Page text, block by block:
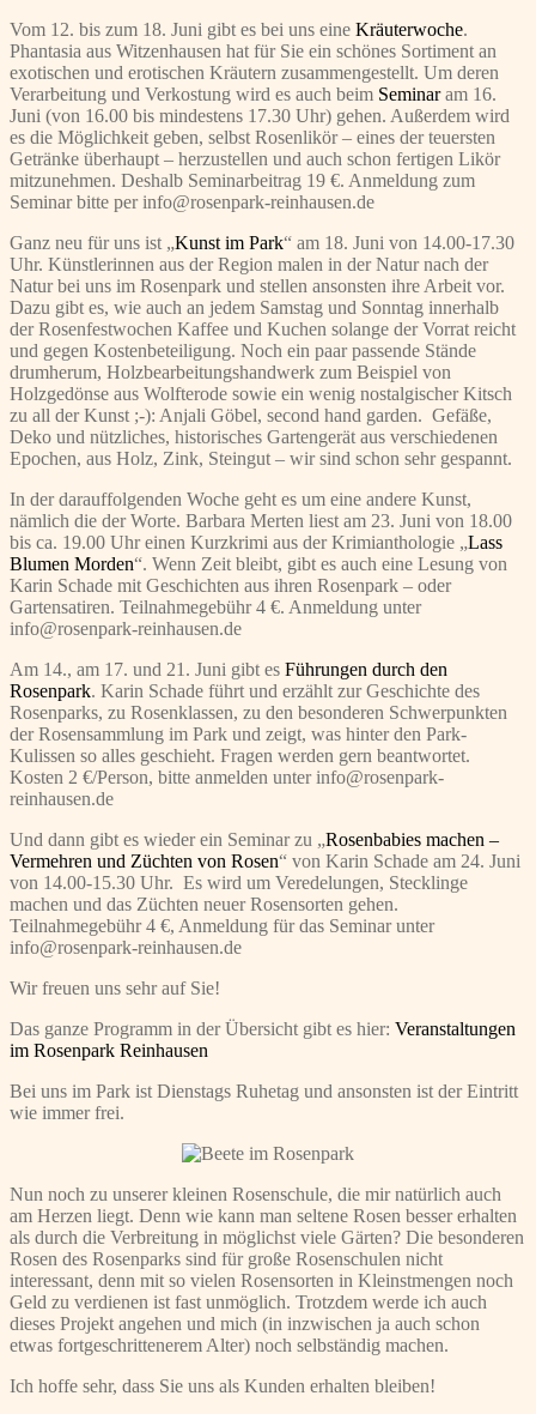
Vom 12. bis zum 18. Juni gibt es bei uns eine Kräuterwoche.
Phantasia aus Witzenhausen hat für Sie ein schönes Sortiment an
exotischen und erotischen Kräutern zusammengestellt. Um deren
Verarbeitung und Verkostung wird es auch beim Seminaram 16.
Juni (von 16.00 bis mindestens 17.30 Uhr) gehen. Außerdem wird
es die Möglichkeit geben, selbst Rosenlikör – eines der teuersten
Getränke überhaupt – herzustellen und auch schon fertigen Likör
mitzunehmen. Deshalb Seminarbeitrag 19 €. Anmeldung zum
Seminar bitte per info@rosenpark-reinhausen.de
Ganz neu für uns ist „Kunst im Park“ am 18. Juni von 14.00-17.30
Uhr. Künstlerinnen aus der Region malen in der Natur nach der
Natur bei uns im Rosenpark und stellen ansonsten ihre Arbeit vor.
Dazu gibt es, wie auch an jedem Samstag und Sonntag innerhalb
der Rosenfestwochen Kaffee und Kuchen solange der Vorrat reicht
und gegen Kostenbeteiligung. Noch ein paar passende Stände
drumherum, Holzbearbeitungshandwerk zum Beispiel von
Holzgedönse aus Wolfterode sowie ein wenig nostalgischer Kitsch
zu all der Kunst ;-): Anjali Göbel, second hand garden. Gefäße,
Deko und nützliches, historisches Gartengerät aus verschiedenen
Epochen, aus Holz, Zink, Steingut – wir sind schon sehr gespannt.
In der darauffolgenden Woche geht es um eine andere Kunst,
nämlich die der Worte. Barbara Merten liest am 23. Juni von 18.00
bis ca. 19.00 Uhr einen Kurzkrimi aus der Krimianthologie „Lass
Blumen Morden“. Wenn Zeit bleibt, gibt es auch eine Lesung von
Karin Schade mit Geschichten aus ihren Rosenpark – oder
Gartensatiren. Teilnahmegebühr 4 €. Anmeldung unter
info@rosenpark-reinhausen.de
Am 14., am 17. und 21. Juni gibt es Führungen durch den
Rosenpark. Karin Schade führt und erzählt zur Geschichte des
Rosenparks, zu Rosenklassen, zu den besonderen Schwerpunkten
der Rosensammlung im Park und zeigt, was hinter den Park-
Kulissen so alles geschieht. Fragen werden gern beantwortet.
Kosten 2 €/Person, bitte anmelden unter info@rosenpark-
reinhausen.de
Und dann gibt es wieder ein Seminar zu „Rosenbabies machen –
Vermehren und Züchten von Rosen“ von Karin Schade am 24. Juni
von 14.00-15.30 Uhr. Es wird um Veredelungen, Stecklinge
machen und das Züchten neuer Rosensorten gehen.
Teilnahmegebühr 4 €, Anmeldung für das Seminar unter
info@rosenpark-reinhausen.de
Wir freuen uns sehr auf Sie!
Das ganze Programm in der Übersicht gibt es hier: Veranstaltungen
im Rosenpark Reinhausen
Bei uns im Park ist Dienstags Ruhetag und ansonsten ist der Eintritt
wie immer frei.
Nun noch zu unserer kleinen Rosenschule, die mir natürlich auch
am Herzen liegt. Denn wie kann man seltene Rosen besser erhalten
als durch die Verbreitung in möglichst viele Gärten? Die besonderen
Rosen des Rosenparks sind für große Rosenschulen nicht
interessant, denn mit so vielen Rosensorten in Kleinstmengen noch
Geld zu verdienen ist fast unmöglich. Trotzdem werde ich auch
dieses Projekt angehen und mich (in inzwischen ja auch schon
etwas fortgeschrittenerem Alter) noch selbständig machen.
Ich hoffe sehr, dass Sie uns als Kunden erhalten bleiben!